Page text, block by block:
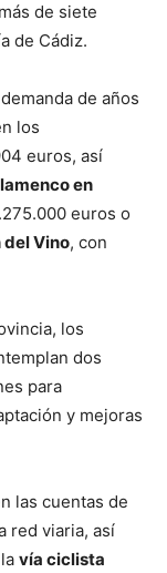
de siete
de Cádiz.
de años
los
euros, así
en
euros o
del Vino, con
los
dos
para
y mejoras
las cuentas de
red viaria, así
vía ciclista